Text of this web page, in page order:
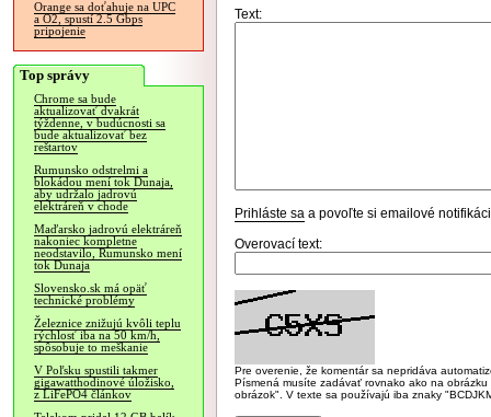
Orange sa doťahuje na UPC
a O2, spustí 2.5 Gbps
pripojenie
Top správy
Chrome sa bude
aktualizovať dvakrát
týždenne, v budúcnosti sa
bude aktualizovať bez
reštartov
Rumunsko odstrelmi a
blokádou mení tok Dunaja,
aby udržalo jadrovú
elektráreň v chode
Maďarsko jadrovú elektráreň
nakoniec kompletne
neodstavilo, Rumunsko mení
tok Dunaja
Slovensko.sk má opäť
technické problémy
Železnice znižujú kvôli teplu
rýchlosť iba na 50 km/h,
spôsobuje to meškanie
V Poľsku spustili takmer
gigawatthodinové úložisko,
z LiFePO4 článkov
Text:
Prihláste sa a povoľte si emailové
Overovací text:
Pre overenie, že komentár sa nepridáva
Písmená musíte zadávať rovnako ako na
obrázok". V texte sa používajú iba znaky